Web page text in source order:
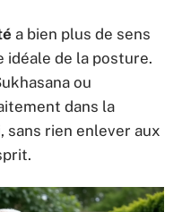
a bien plus de sens
idéale de la posture.
ou
dans la
sans rien enlever aux